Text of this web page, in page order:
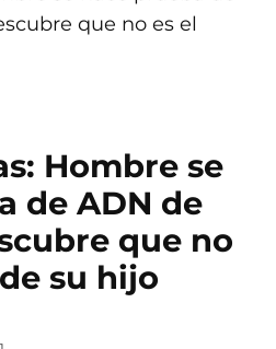
Hombre se
de ADN de
que no
su hijo